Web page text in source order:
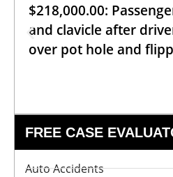
$218,000.00:
and clavicle after
over pot hole and
FREE CASE
Auto Accidents